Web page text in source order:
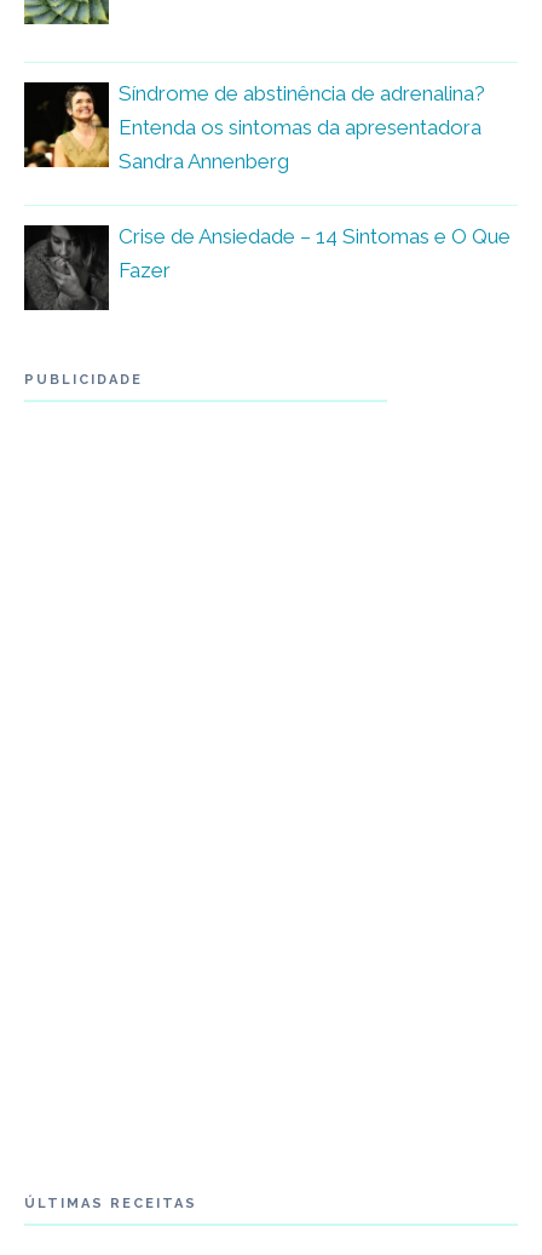
Síndrome de abstinência de adrenalina?
Entenda os sintomas da apresentadora
Sandra Annenberg
Crise de Ansiedade – 14 Sintomas e O Que
Fazer
PUBLICIDADE
ÚLTIMAS RECEITAS